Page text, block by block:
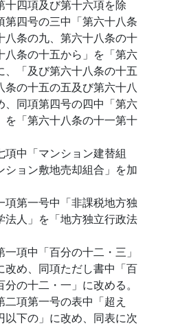
四項及び第十六項を除
第四号の三中「第六十八条
八条の九、第六十八条の十
八条の十五から」を「第六
「及び第六十八条の十五
の十五の五及び第六十八
、同項第四号の四中「第六
を「第六十八条の十一第十
中「マンション建替組
ョン敷地売却組合」を加
項第一号中「非課税地方独
法人」を「地方独立行政法
項中「百分の十二・三」
改め、同項ただし書中「百
の十二・一」に改める。
項第一号の表中「超え
以下の」に改め、同表に次